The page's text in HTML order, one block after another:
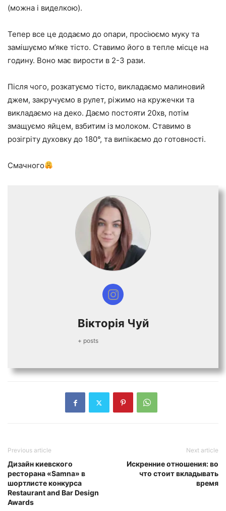
(можна і виделкою).
Тепер все це додаємо до опари, просіюємо муку та
замішуємо м’яке тісто. Ставимо його в тепле місце на
годину. Воно має вирости в 2-3 рази.
Після чого, розкатуємо тісто, викладаємо малиновий
джем, закручуємо в рулет, ріжимо на кружечки та
викладаємо на деко. Даємо постояти 20хв, потім
змащуємо яйцем, взбитим із молоком. Ставимо в
розігріту духовку до 180°, та випікаємо до готовності.
Смачного
Вiкторiя Чуй
+ posts
Previous article
Дизайн киевского
ресторана «Samna» в
шортлисте конкурса
Restaurant and Bar Design
Awards
Next article
Искренние отношения: во
что стоит вкладывать
время